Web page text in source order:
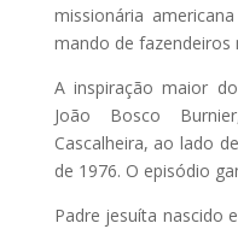
missionária
mando de fazendeiros
A inspiração maior
João Bosco
Cascalheira, ao lado
de 1976. O episódio
Padre jesuíta nascido